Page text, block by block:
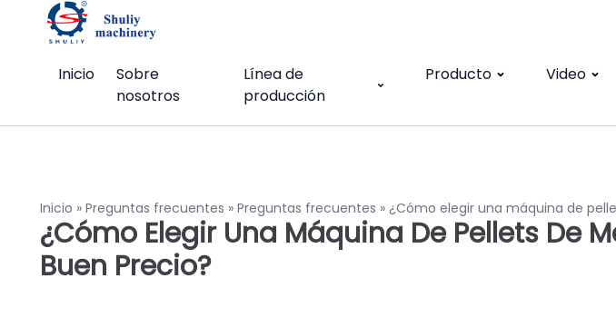
Inicio
Sobre
nosotros
Línea de
producción
Producto Video
Inicio » Preguntas frecuentes » Preguntas frecuentes » ¿Cómo elegir una máquina de
¿Cómo Elegir Una Máquina De Pellets De
Buen Precio?